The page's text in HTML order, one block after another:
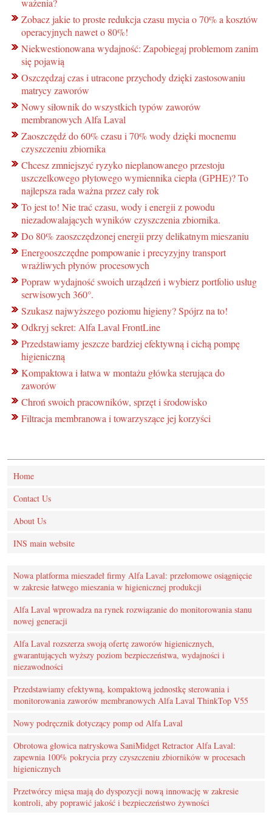
ważenia?
Zobacz jakie to proste redukcja czasu mycia o 70% a kosztów
operacyjnych nawet o 80%!
Niekwestionowana wydajność: Zapobiegaj problemom zanim
się pojawią
Oszczędzaj czas i utracone przychody dzięki zastosowaniu
matrycy zaworów
Nowy siłownik do wszystkich typów zaworów
membranowych Alfa Laval
Zaoszczędź do 60% czasu i 70% wody dzięki mocnemu
czyszczeniu zbiornika
Chcesz zmniejszyć ryzyko nieplanowanego przestoju
uszczelkowego płytowego wymiennika ciepła (GPHE)? To
najlepsza rada ważna przez cały rok
To jest to! Nie trać czasu, wody i energii z powodu
niezadowalających wyników czyszczenia zbiornika.
Do 80% zaoszczędzonej energii przy delikatnym mieszaniu
Energooszczędne pompowanie i precyzyjny transport
wrażliwych płynów procesowych
Popraw wydajność swoich urządzeń i wybierz portfolio usług
serwisowych 360°.
Szukasz najwyższego poziomu higieny? Spójrz na to!
Odkryj sekret: Alfa Laval FrontLine
Przedstawiamy jeszcze bardziej efektywną i cichą pompę
higieniczną
Kompaktowa i łatwa w montażu główka sterująca do
zaworów
Chroń swoich pracowników, sprzęt i środowisko
Filtracja membranowa i towarzyszące jej korzyści
Home
Contact Us
About Us
INS main website
Nowa platforma mieszadeł firmy Alfa Laval: przełomowe osiągnięcie
w zakresie łatwego mieszania w higienicznej produkcji
Alfa Laval wprowadza na rynek rozwiązanie do monitorowania stanu
nowej generacji
Alfa Laval rozszerza swoją ofertę zaworów higienicznych,
gwarantujących wyższy poziom bezpieczeństwa, wydajności i
niezawodności
Przedstawiamy efektywną, kompaktową jednostkę sterowania i
monitorowania zaworów membranowych Alfa Laval ThinkTop V55
Nowy podręcznik dotyczący pomp od Alfa Laval
Obrotowa głowica natryskowa SaniMidget Retractor Alfa Laval:
zapewnia 100% pokrycia przy czyszczeniu zbiorników w procesach
higienicznych
Przetwórcy mięsa mają do dyspozycji nową innowację w zakresie
kontroli, aby poprawić jakość i bezpieczeństwo żywności